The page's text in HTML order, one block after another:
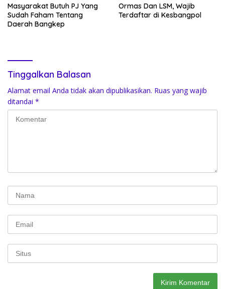
Masyarakat Butuh PJ Yang
Sudah Faham Tentang
Daerah Bangkep
Ormas Dan LSM, Wajib
Terdaftar di Kesbangpol
Tinggalkan Balasan
Alamat email Anda tidak akan dipublikasikan. Ruas yang wajib
ditandai *